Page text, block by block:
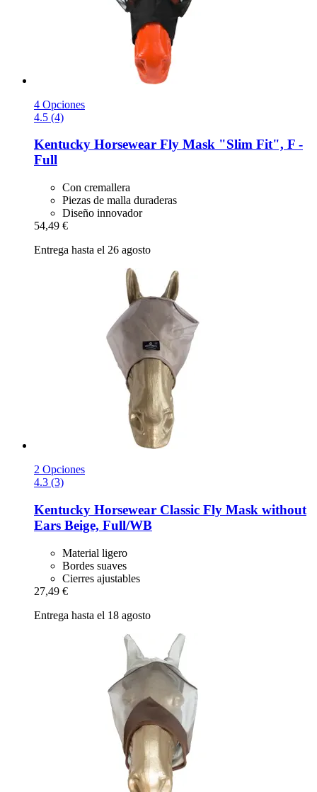
4 Opciones
4.5 (4)
Kentucky Horsewear Fly Mask "Slim Fit", F -​
Full
Con cremallera
Piezas de malla duraderas
Diseño innovador
54,49 €
Entrega hasta el 26 agosto
2 Opciones
4.3 (3)
Kentucky Horsewear Classic Fly Mask without
Ears Beige, Full/WB
Material ligero
Bordes suaves
Cierres ajustables
27,49 €
Entrega hasta el 18 agosto